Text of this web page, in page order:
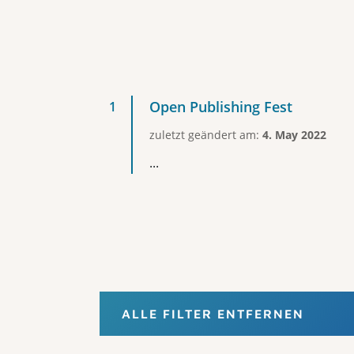
Open Publishing Fest
zuletzt geändert am: 4. May 2022
...
ALLE FILTER ENTFERNEN